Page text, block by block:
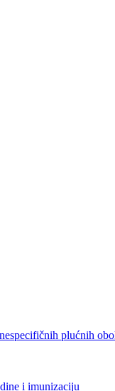
plućnih
i imunizaciju